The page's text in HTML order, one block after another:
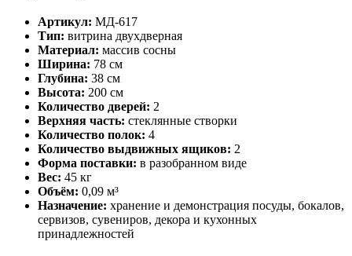
Артикул: МД-617
Тип: витрина двухдверная
Материал: массив сосны
Ширина: 78 см
Глубина: 38 см
Высота: 200 см
Количество дверей: 2
Верхняя часть: стеклянные створки
Количество полок: 4
Количество выдвижных ящиков: 2
Форма поставки: в разобранном виде
Вес: 45 кг
Объём: 0,09 м³
Назначение: хранение и демонстрация посуды, бокалов,
сервизов, сувениров, декора и кухонных
принадлежностей